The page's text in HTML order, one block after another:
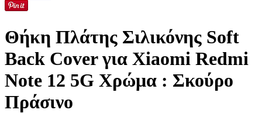
Θήκη Πλάτης Σιλικόνης Soft
Back Cover για Xiaomi Redmi
Note 12 5G Χρώμα : Σκούρο
Πράσινο